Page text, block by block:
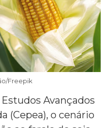
Freepik
Avançados
(Cepea), o cenário